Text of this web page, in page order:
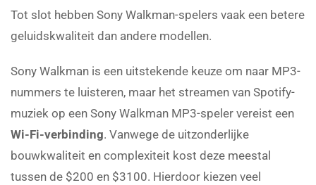
Tot slot hebben Sony Walkman-spelers vaak een betere
geluidskwaliteit dan andere modellen.
Sony Walkman is een uitstekende keuze om naar MP3-
nummers te luisteren, maar het streamen van Spotify-
muziek op een Sony Walkman MP3-speler vereist een
Wi-Fi-verbinding. Vanwege de uitzonderlijke
bouwkwaliteit en complexiteit kost deze meestal
tussen de $200 en $3100. Hierdoor kiezen veel